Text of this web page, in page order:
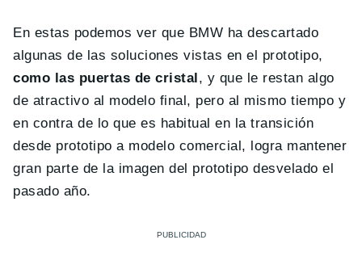
En estas podemos ver que BMW ha descartado
algunas de las soluciones vistas en el prototipo,
como las puertas de cristal, y que le restan algo
de atractivo al modelo final, pero al mismo tiempo y
en contra de lo que es habitual en la transición
desde prototipo a modelo comercial, logra mantener
gran parte de la imagen del prototipo desvelado el
pasado año.